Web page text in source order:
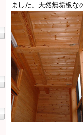
ました。天然無垢板な